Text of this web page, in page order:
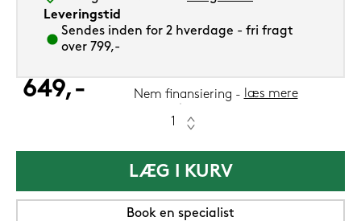
Leveringstid
Sendes inden for 2 hverdage - fri fragt
over 799,-
649,- Nem finansiering læs mere
LÆG I KURV
Book en specialist